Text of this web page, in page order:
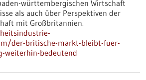
württembergischen Wirtschaft
als auch über Perspektiven der
mit Großbritannien.
der-britische-markt-bleibt-fuer-
weiterhin-bedeutend